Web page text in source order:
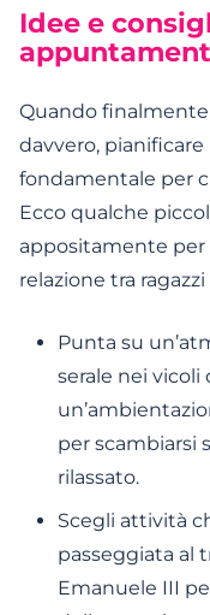
Idee e
Quando
davvero,
fondamentale per
Ecco qualche
appositamente per
relazione tra
Punta su
serale nei vicoli
per scambiarsi
rilassato.
Scegli attività
passeggiata al
Emanuele III